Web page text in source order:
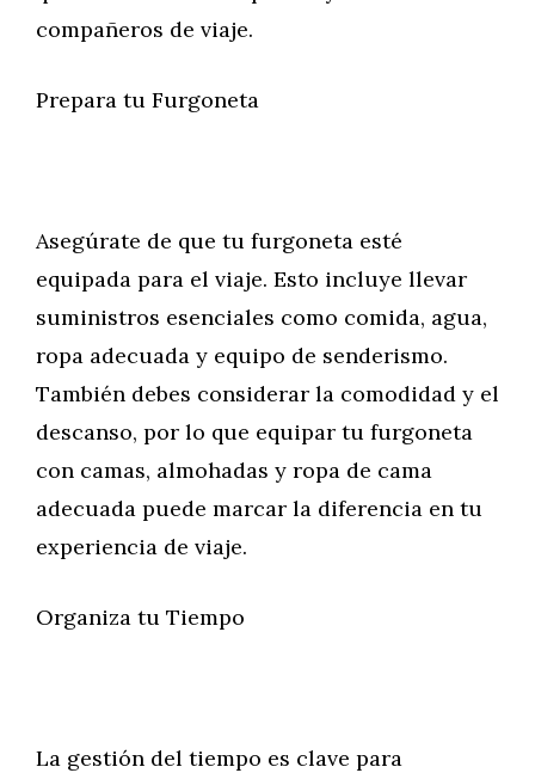
compañeros de viaje.
Prepara tu Furgoneta
Asegúrate de que tu furgoneta esté
equipada para el viaje. Esto incluye llevar
suministros esenciales como comida, agua,
ropa adecuada y equipo de senderismo.
También debes considerar la comodidad y el
descanso, por lo que equipar tu furgoneta
con camas, almohadas y ropa de cama
adecuada puede marcar la diferencia en tu
experiencia de viaje.
Organiza tu Tiempo
La gestión del tiempo es clave para